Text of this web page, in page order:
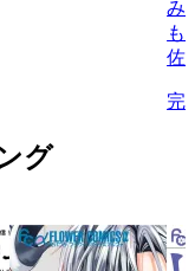
み
も
佐
完
グ